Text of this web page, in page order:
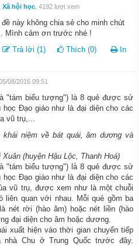
Xã hội học , 4192 lượt xem
này không chia sẻ cho minh chút
Mình cảm ơn trước nhé !
Trả lời (1)
Thích (0) In
08/2016 09:51
"tám biểu tượng") là 8 quẻ được sử
học Đạo giáo như là đại diện cho các
vũ trụ,...
khái niệm về bát quái, âm dương và
(huyện Hậu Lộc, Thanh Hoá)
"tám biểu tượng") là 8 quẻ được sử
học Đạo giáo như là đại diện cho các
vũ trụ, được xem như là một chuỗi
liên quan với nhau. Mỗi quẻ gồm ba
nét rời (hào âm) hoặc nét liền (hào
đại diện cho âm hoặc dương.
xuất hiện vào thời gian chuyển tiếp
nhà Chu ở Trung Quốc trước đây.